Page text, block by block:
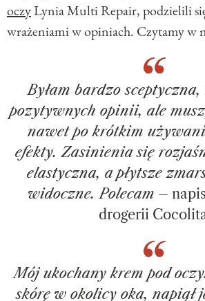
oczyLynia Multi Repair, podzielili
wrażeniami w opiniach. Czytamy w
Byłam bardzo
pozytywnych opinii, ale
nawet po krótkim
efekty. Zasinienia się
elastyczna, a płytsze
widoczne. Polecam –
drogerii
Mój ukochany krem pod
skórę w okolicy oka, napiął